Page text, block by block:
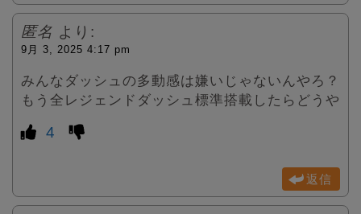
匿名 より:
9月 3, 2025 4:17 pm
みんなダッシュの多動感は嫌いじゃないんやろ？
もう全レジェンドダッシュ標準搭載したらどうや
4
返信